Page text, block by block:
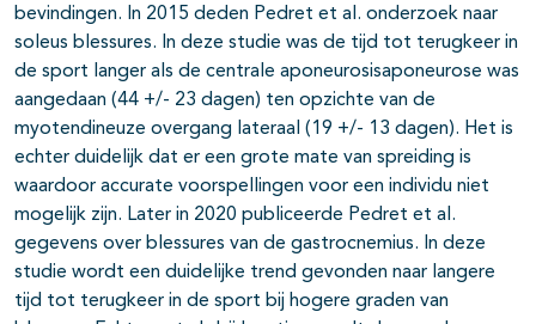
bevindingen. In 2015 deden Pedret et al. onderzoek naar
soleus blessures. In deze studie was de tijd tot terugkeer in
de sport langer als de centrale aponeurosisaponeurose was
aangedaan (44 +/- 23 dagen) ten opzichte van de
myotendineuze overgang lateraal (19 +/- 13 dagen). Het is
echter duidelijk dat er een grote mate van spreiding is
waardoor accurate voorspellingen voor een individu niet
mogelijk zijn. Later in 2020 publiceerde Pedret et al.
gegevens over blessures van de gastrocnemius. In deze
studie wordt een duidelijke trend gevonden naar langere
tijd tot terugkeer in de sport bij hogere graden van